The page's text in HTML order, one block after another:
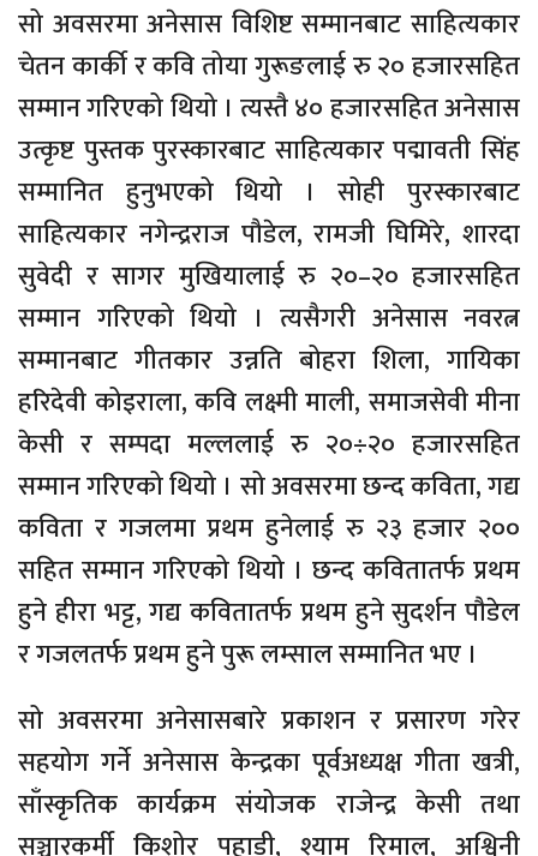
सो अवसरमा अनेसास विशिष्ट सम्मानबाट साहित्यकार
चेतन कार्की र कवि तोया गुरूङलाई रु २० हजारसहित
सम्मान गरिएको थियो । त्यस्तै ४० हजारसहित अनेसास
उत्कृष्ट पुस्तक पुरस्कारबाट साहित्यकार पद्मावती सिंह
सम्मानित हुनुभएको थियो । सोही पुरस्कारबाट
साहित्यकार नगेन्द्रराज पौडेल, रामजी घिमिरे, शारदा
सुवेदी र सागर मुखियालाई रु २०–२० हजारसहित
सम्मान गरिएको थियो । त्यसैगरी अनेसास नवरत्न
सम्मानबाट गीतकार उन्नति बोहरा शिला, गायिका
हरिदेवी कोइराला, कवि लक्ष्मी माली, समाजसेवी मीना
केसी र सम्पदा मल्ललाई रु २०÷२० हजारसहित
सम्मान गरिएको थियो । सो अवसरमा छन्द कविता, गद्य
कविता र गजलमा प्रथम हुनेलाई रु २३ हजार २००
सहित सम्मान गरिएको थियो । छन्द कवितातर्फ प्रथम
हुने हीरा भट्ट, गद्य कवितातर्फ प्रथम हुने सुदर्शन पौडेल
र गजलतर्फ प्रथम हुने पुरू लम्साल सम्मानित भए ।
सो अवसरमा अनेसासबारे प्रकाशन र प्रसारण गरेर
सहयोग गर्ने अनेसास केन्द्रका पूर्वअध्यक्ष गीता खत्री,
साँस्कृतिक कार्यक्रम संयोजक राजेन्द्र केसी तथा
सञ्चारकर्मी किशोर पहाडी, श्याम रिमाल, अश्विनी